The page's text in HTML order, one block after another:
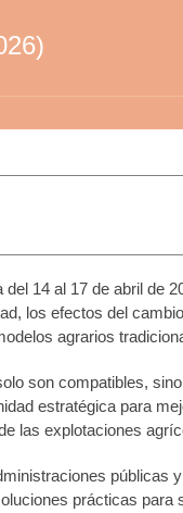
14 al 17 de abril de
los efectos del
agrarios
son compatibles, sino
estratégica para
las explotaciones
públicas
prácticas para